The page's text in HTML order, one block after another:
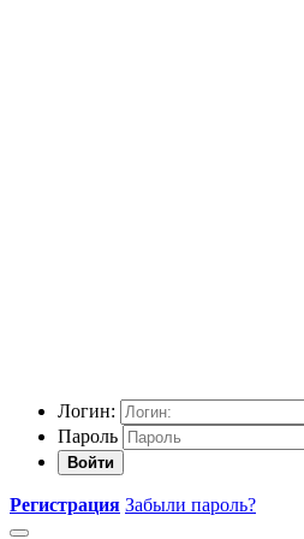
Логин:
Пароль
Войти
Регистрация Забыли пароль?